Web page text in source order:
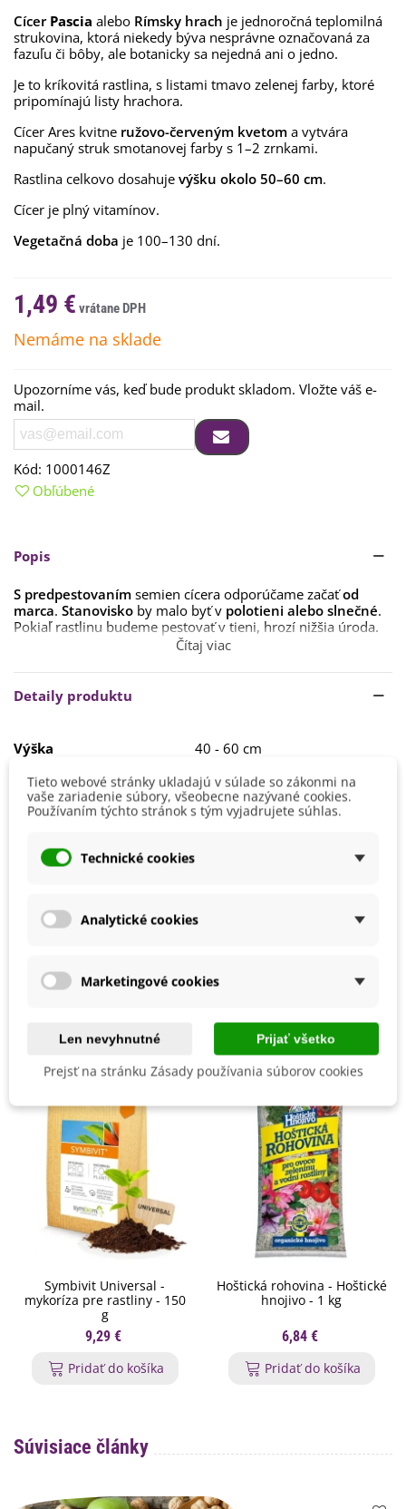
Cícer Pascia alebo Rímsky hrach je jednoročná teplomilná
strukovina, ktorá niekedy býva nesprávne označovaná za
fazuľu či bôby, ale botanicky sa nejedná ani o jedno.
Je to kríkovitá rastlina, s listami tmavo zelenej farby, ktoré
pripomínajú listy hrachora.
Cícer Ares kvitne ružovo-červeným kvetom a vytvára
napučaný struk smotanovej farby s 1–2 zrnkami.
Rastlina celkovo dosahuje výšku okolo 50–60 cm.
Cícer je plný vitamínov.
Vegetačná doba je 100–130 dní.
1,49 €
Nemáme na sklade
Upozorníme vás, keď bude produkt skladom. Vložte váš e-
mail.
Kód: 1000146Z
Obľúbené
Popis
S predpestovaním semien cícera odporúčame začaťod
marca. Stanovisko by malo byť v polotieni alebo slnečné.
Pokiaľ rastlinu budeme pestovať v tieni, hrozí nižšia úroda.
Mladé rastlinky premiestnime von, akonáhle dosiahnu
aspoň 10 cm.
Ideálna hĺbka výsadby
Čítaj viac
Detaily produktu
Výška
40 - 60 cm
Farba Kvetu
Červená
Ružová
Pestovanie
V exteriéri - vonku
Stanovisko
Marec
Symbivit Universal -
mykoríza pre rastliny - 150
g
9,29 €
Pridať do košíka
Hoštická rohovina - Hoštické
hnojivo - 1 kg
6,84 €
Pridať do košíka
Súvisiace články
Tieto webové stránky ukladajú v súlade so zákonmi na
vaše zariadenie súbory, všeobecne nazývané cookies.
Používaním týchto stránok s tým vyjadrujete súhlas.
Technické cookies
Analytické cookies
Marketingové cookies
Len nevyhnutné Prijať všetko
Prejsť na stránku Zásady používania súborov cookies